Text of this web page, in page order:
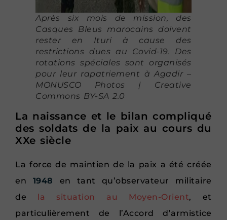
Après six mois de mission, des
Casques Bleus marocains doivent
rester en Ituri à cause des
restrictions dues au Covid-19. Des
rotations spéciales sont organisés
pour leur rapatriement à Agadir –
MONUSCO Photos | Creative
Commons BY-SA 2.0
La naissance et le bilan compliqué
des soldats de la paix au cours du
XXe siècle
La force de maintien de la paix a été créée
en 1948 en tant qu’observateur militaire
de
la situation au Moyen-Orient, et
particulièrement de l’Accord d’armistice